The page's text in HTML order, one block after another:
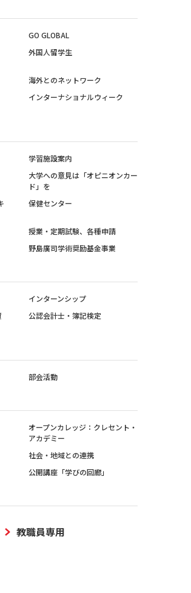
GO GLOBAL
外国人留学生
海外とのネットワーク
インターナショナルウィーク
学習施設案内
大学への意見は「オピニオンカー
ド」を
保健センター
授業・定期試験、各種申請
野島廣司学術奨励基金事業
インターンシップ
公認会計士・簿記検定
部会活動
オープンカレッジ：クレセント・
アカデミー
社会・地域との連携
公開講座「学びの回廊」
教職員専用